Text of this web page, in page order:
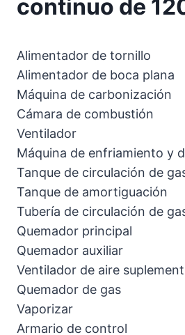
continuo de
Alimentador de tornillo
Alimentador de boca plana
Máquina de carbonización
Cámara de combustión
Ventilador
Máquina de enfriamiento y
Tanque de circulación de
Tanque de amortiguación
Tubería de circulación de
Quemador principal
Quemador auxiliar
Ventilador de aire
Quemador de gas
Vaporizar
Armario de control